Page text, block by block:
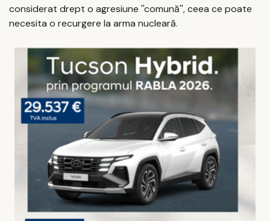
considerat drept o agresiune ''comună'', ceea ce poate
necesita o recurgere la arma nucleară.